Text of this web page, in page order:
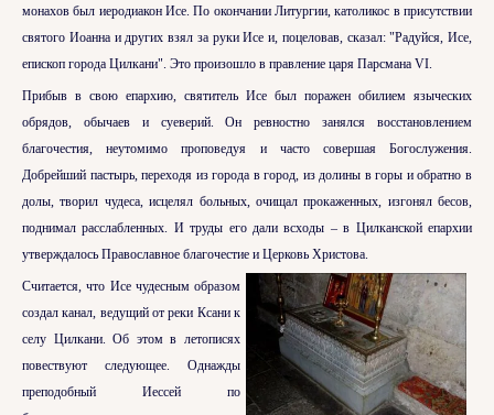
монахов был иеродиакон Исе. По окончании Литургии, католикос в присутствии
святого Иоанна и других взял за руки Исе и, поцеловав, сказал: "Радуйся, Исе,
епископ города Цилкани". Это произошло в правление царя Парсмана VI.
Прибыв в свою епархию, святитель Исе был поражен обилием языческих
обрядов, обычаев и суеверий. Он ревностно занялся восстановлением
благочестия, неутомимо проповедуя и часто совершая Богослужения.
Добрейший пастырь, переходя из города в город, из долины в горы и обратно в
долы, творил чудеса, исцелял больных, очищал прокаженных, изгонял бесов,
поднимал расслабленных. И труды его дали всходы – в Цилканской епархии
утверждалось Православное благочестие и Церковь Христова.
Считается, что Исе чудесным образом
создал канал, ведущий от реки Ксани к
селу Цилкани. Об этом в летописях
повествуют следующее. Однажды
преподобный Иессей по